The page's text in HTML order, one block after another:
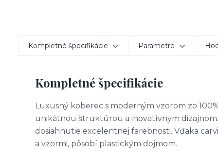
Kompletné špecifikácie Parametre
Kompletné špecifikácie
Luxusný koberec s moderným vzorom zo
unikátnou štruktúrou a inovatívnym
dosiahnutie excelentnej farebnosti. Vďaka
a vzormi, pôsobí plastickým dojmom.